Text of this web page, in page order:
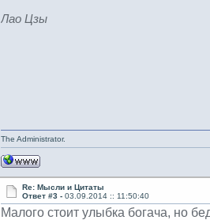
Лао Цзы
The Administrator.
Re: Мысли и Цитаты
Ответ #3 -03.09.2014 :: 11:50:40
Малого стоит улыбка богача, но